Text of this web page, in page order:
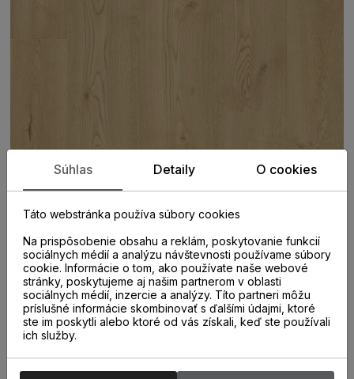
PARAMETRE
KATEGÓRIA
Laminátové parkety
Súhlas Detaily O cookies
Táto webstránka používa súbory cookies
Na prispôsobenie obsahu a reklám, poskytovanie funkcií
sociálnych médií a analýzu návštevnosti používame súbory
cookie. Informácie o tom, ako používate naše webové
stránky, poskytujeme aj našim partnerom v oblasti
sociálnych médií, inzercie a analýzy. Títo partneri môžu
príslušné informácie skombinovať s ďalšími údajmi, ktoré
ste im poskytli alebo ktoré od vás získali, keď ste používali
ich služby.